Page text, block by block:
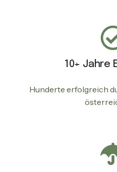
10+ Jahre
Hunderte erfolgreich